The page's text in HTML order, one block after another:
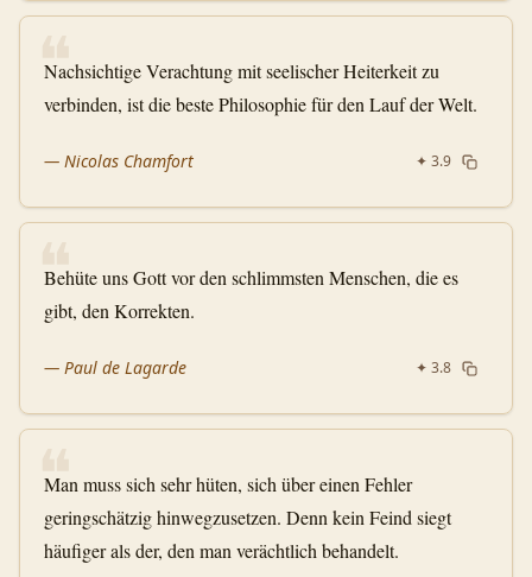
❝
Nachsichtige Verachtung mit seelischer Heiterkeit zu
verbinden, ist die beste Philosophie für den Lauf der Welt.
— Nicolas Chamfort ✦ 3.9
❝
Behüte uns Gott vor den schlimmsten Menschen, die es
gibt, den Korrekten.
— Paul de Lagarde ✦ 3.8
❝
Man muss sich sehr hüten, sich über einen Fehler
geringschätzig hinwegzusetzen. Denn kein Feind siegt
häufiger als der, den man verächtlich behandelt.